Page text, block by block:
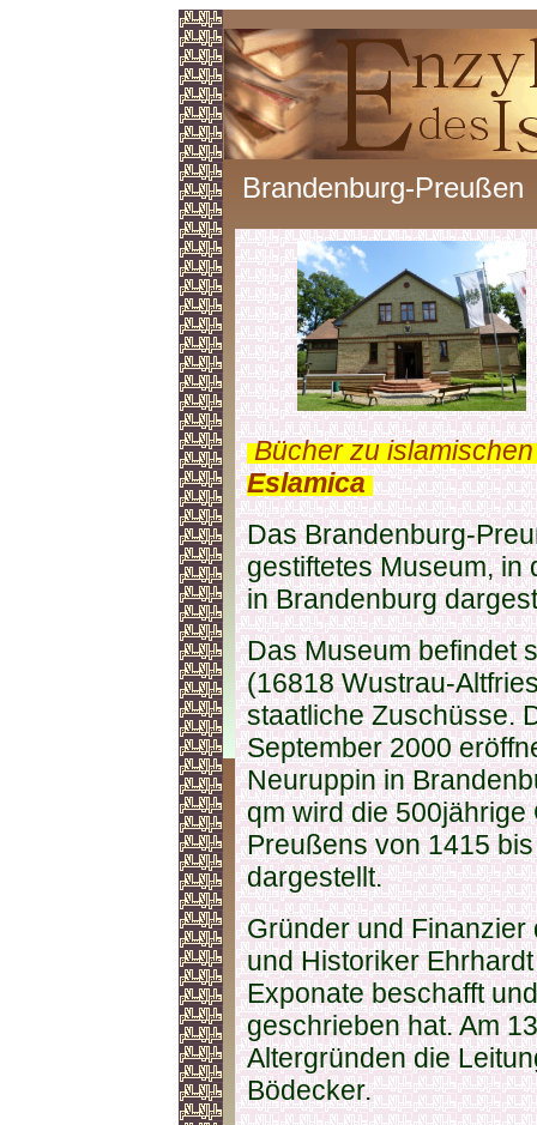
Brandenburg-Preußen
.Bücher zu
Eslamica.
Das Brandenburg-
gestiftetes Museum, in
in Brandenburg
Das Museum befindet
(16818 Wustrau-
staatliche Zuschüsse.
September 2000
Neuruppin in
qm wird die
Preußens von 1415
dargestellt.
Gründer und
und Historiker
Exponate beschafft
geschrieben hat. Am
Altergründen die
Bödecker.